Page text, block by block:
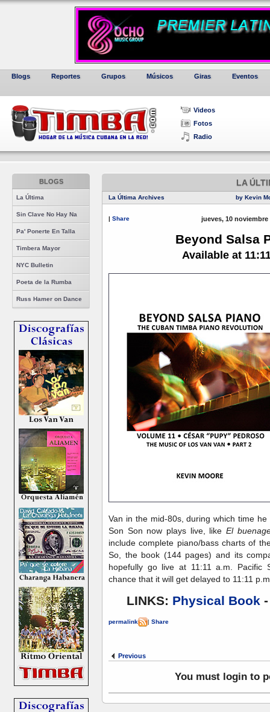
Blogs Reportes Grupos Músicos Giras Eventos
Videos
Fotos
Radio
BLOGS
La Última
Sin Clave No Hay Na
Pa' Ponerte En Talla
Timbera Mayor
NYC Bulletin
Poeta de la Rumba
Russ Hamer on Dance
LA
La Última Archives by Kevin
| Share jueves, 10 noviembre
Beyond Salsa
Available at
Van in the mid-80s, during which time
Son Son now plays live, likeEl
include complete piano/bass charts of
So, the book (144 pages) and its
hopefully go live at 11:11 a.m. Pacific
chance that it will get delayed to 11:11
LINKS: Physical Book
permalink | Share
Previous
You must login to